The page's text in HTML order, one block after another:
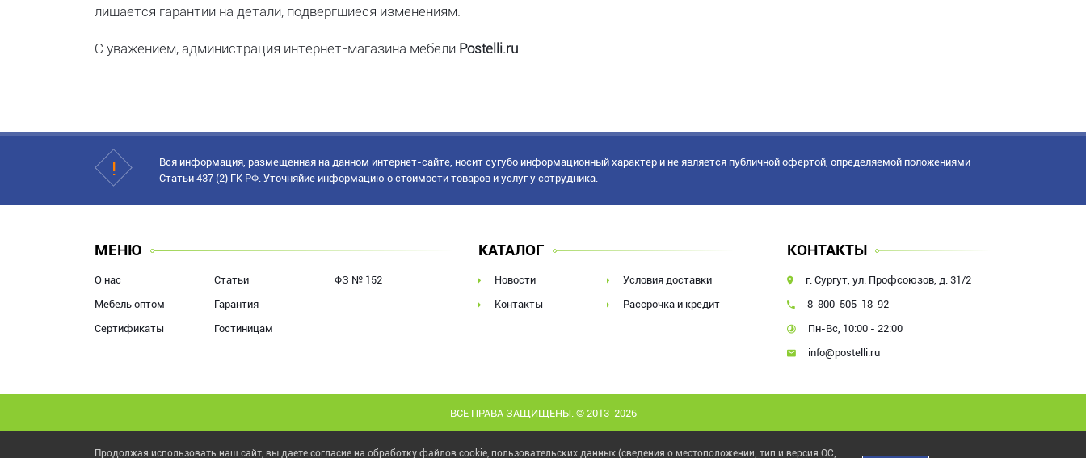
лишается гарантии на детали, подвергшиеся изменениям.
С уважением, администрация интернет-магазина мебели Postelli.ru.
Вся информация, размещенная на данном интернет-сайте, носит сугубо информационный характер и не является публичной офертой, определяемой положениями
Статьи 437 (2) ГК РФ. Уточняйие информацию о стоимости товаров и услуг у сотрудника.
МЕНЮ
О нас
Мебель оптом
Сертификаты
Статьи
Гарантия
Гостиницам
ФЗ № 152
КАТАЛОГ
Новости
Контакты
Условия доставки
Рассрочка и кредит
КОНТАКТЫ
г. Сургут, ул. Профсоюзов, д. 31/2
8-800-505-18-92
Пн-Вс, 10:00 - 22:00
info@postelli.ru
ВСЕ ПРАВА ЗАЩИЩЕНЫ. © 2013-2026
Продолжая использовать наш сайт, вы даете согласие на обработку файлов cookie, пользовательских данных (сведения о местоположении; тип и версия ОС;